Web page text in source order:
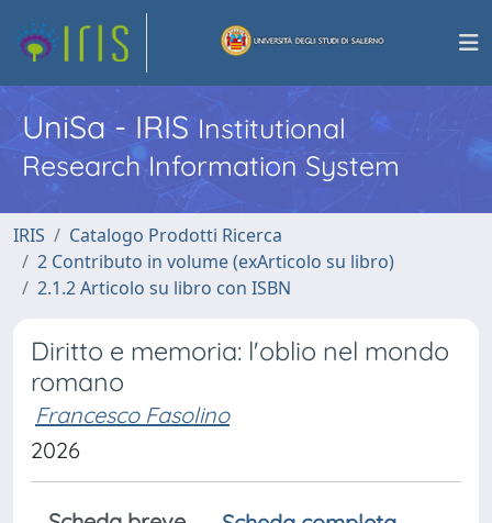
UniSa - IRISInstitutional
Research Information System
IRIS
Catalogo Prodotti Ricerca
2 Contributo in volume (exArticolo su libro)
2.1.2 Articolo su libro con ISBN
Diritto e memoria: l'oblio nel mondo
romano
Francesco Fasolino
2026